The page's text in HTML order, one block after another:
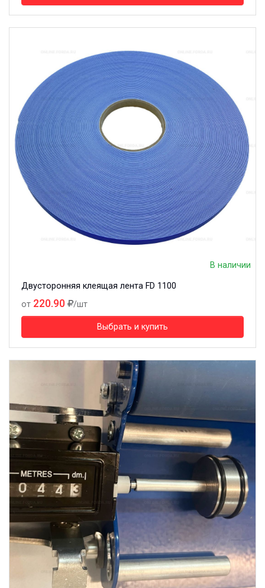
В наличии
Двусторонняя клеящая лента FD 1100
от 220.90 /шт
Выбрать и купить